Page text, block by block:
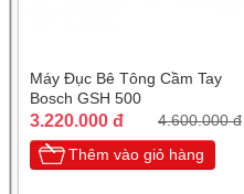
Máy Đục Bê Tông Cầm Tay
Bosch GSH 500
3.220.000 đ 4.600.000 đ
Thêm vào giỏ hàng